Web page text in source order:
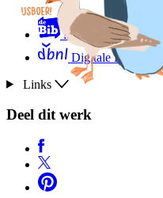
in de bib
Digitale
Links
Deel dit werk